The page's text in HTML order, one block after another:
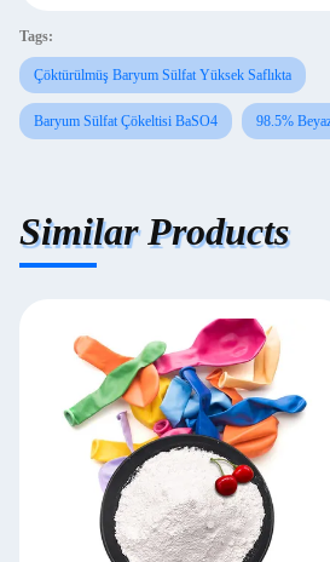
Tags:
Çöktürülmüş Baryum Sülfat Yüksek Saflıkta
Baryum Sülfat Çökeltisi BaSO4 98.5%
Similar Products